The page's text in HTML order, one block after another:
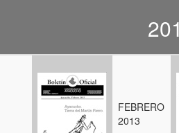
FEBRERO
2013